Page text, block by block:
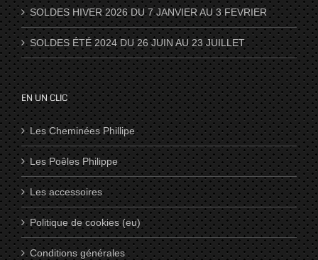
SOLDES HIVER 2026 DU 7 JANVIER AU 3 FEVRIER
SOLDES ÉTÉ 2024 DU 26 JUIN AU 23 JUILLET
EN UN CLIC
Les Cheminées Phillipe
Les Poêles Philippe
Les accessoires
Politique de cookies (eu)
Conditions générales